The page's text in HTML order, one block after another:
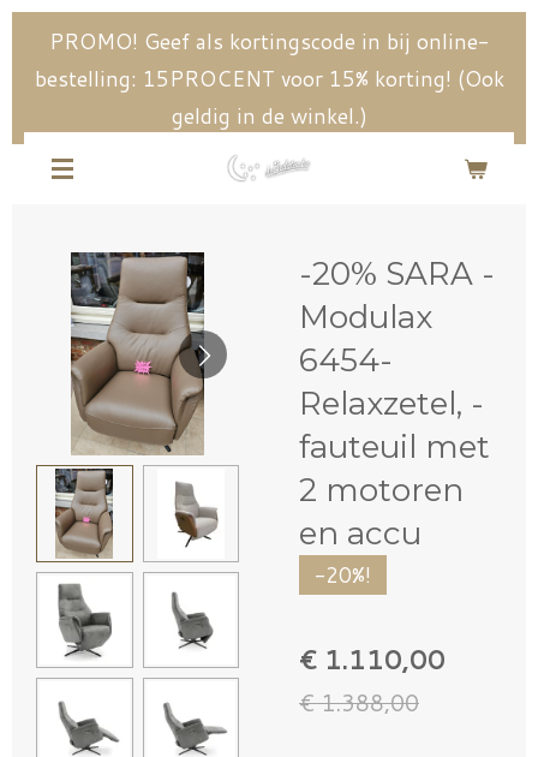
direct
de
hoofdinhoud
PROMO! Geef als kortingscode in bij online-
bestelling: 15PROCENT voor 15% korting! (Ook
geldig in de winkel.)
-20% SARA -
Modulax
6454-
Relaxzetel, -
fauteuil met
2 motoren
en accu
-20%!
€ 1.110,00
€ 1.388,00